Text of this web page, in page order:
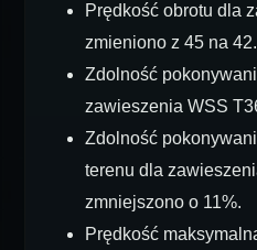
Prędkość obrotu dla
zmieniono z 45 na 42.
Zdolność
zawieszenia WSS
Zdolność
terenu dla
zmniejszono o 11%.
Prędkość